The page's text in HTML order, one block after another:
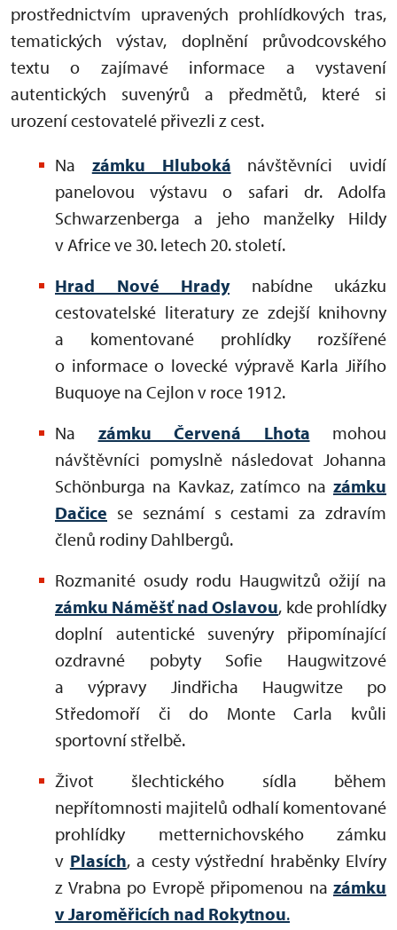
prostřednictvím upravených prohlídkových tras,
tematických výstav, doplnění průvodcovského
textu o zajímavé informace a vystavení
autentických suvenýrů a předmětů, které si
urození cestovatelé přivezli z cest.
Na zámku Hluboká návštěvníci uvidí
panelovou výstavu o safari dr. Adolfa
Schwarzenberga a jeho manželky Hildy
v Africe ve 30. letech 20. století.
Hrad Nové Hradynabídne ukázku
cestovatelské literatury ze zdejší knihovny
a komentované prohlídky rozšířené
o informace o lovecké výpravě Karla Jiřího
Buquoye na Cejlon v roce 1912.
Na zámku Červená Lhota mohou
návštěvníci pomyslně následovat Johanna
Schönburga na Kavkaz, zatímco na zámku
Dačice se seznámí s cestami za zdravím
členů rodiny Dahlbergů.
Rozmanité osudy rodu Haugwitzů ožijí na
zámku Náměšť nad Oslavou, kde prohlídky
doplní autentické suvenýry připomínající
ozdravné pobyty Sofie Haugwitzové
a výpravy Jindřicha Haugwitze po
Středomoří či do Monte Carla kvůli
sportovní střelbě.
Život šlechtického sídla během
nepřítomnosti majitelů odhalí komentované
prohlídky metternichovského zámku
v Plasích, a cesty výstřední hraběnky Elvíry
z Vrabna po Evropě připomenou na zámku
v Jaroměřicích nad Rokytnou.